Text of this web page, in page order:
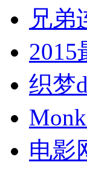
兄弟
2015
织梦
电影